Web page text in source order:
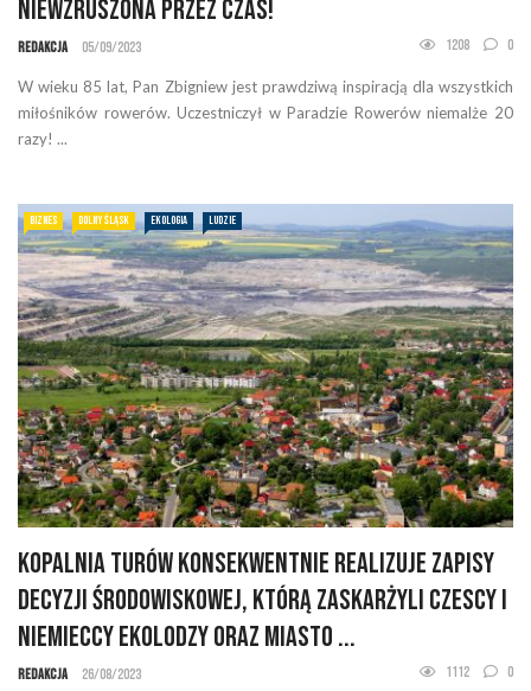
niewzruszona przez czas!
Redakcja 05/09/2023 1208 0
W wieku 85 lat, Pan Zbigniew jest prawdziwą inspiracją dla wszystkich
miłośników rowerów. Uczestniczył w Paradzie Rowerów niemalże 20
razy! ...
BIZNES DOLNY ŚLĄSK EKOLOGIA LUDZIE
Kopalnia Turów konsekwentnie realizuje zapisy
decyzji środowiskowej, którą zaskarżyli czescy i
niemieccy ekolodzy oraz miasto ...
Redakcja 26/08/2023 1112 0